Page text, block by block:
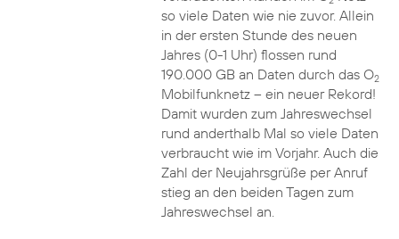
so viele Daten wie nie zuvor. Allein
in der ersten Stunde des neuen
Jahres (0-1 Uhr) flossen rund
190.000 GB an Daten durch das O2
Mobilfunknetz – ein neuer Rekord!
Damit wurden zum Jahreswechsel
rund anderthalb Mal so viele Daten
verbraucht wie im Vorjahr. Auch die
Zahl der Neujahrsgrüße per Anruf
stieg an den beiden Tagen zum
Jahreswechsel an.